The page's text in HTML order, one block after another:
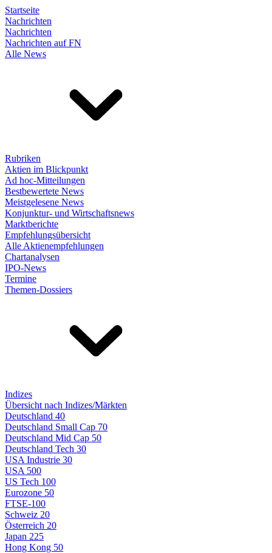
Startseite
Nachrichten
Nachrichten
Nachrichten auf FN
Alle News
Rubriken
Aktien im Blickpunkt
Ad hoc-Mitteilungen
Bestbewertete News
Meistgelesene News
Konjunktur- und Wirtschaftsnews
Marktberichte
Empfehlungsübersicht
Alle Aktienempfehlungen
Chartanalysen
IPO-News
Termine
Themen-Dossiers
Indizes
Übersicht nach Indizes/Märkten
Deutschland 40
Deutschland Small Cap 70
Deutschland Mid Cap 50
Deutschland Tech 30
USA Industrie 30
USA 500
US Tech 100
Eurozone 50
FTSE-100
Schweiz 20
Österreich 20
Japan 225
Hong Kong 50